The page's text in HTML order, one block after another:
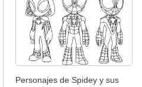
Personajes de Spidey y sus